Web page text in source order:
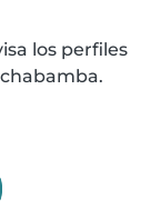
los perfiles